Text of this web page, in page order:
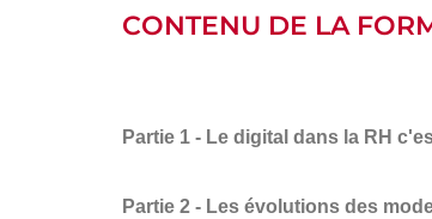
CONTENU DE LA
Partie 1 - Le digital dans la RH
Partie 2 - Les évolutions des